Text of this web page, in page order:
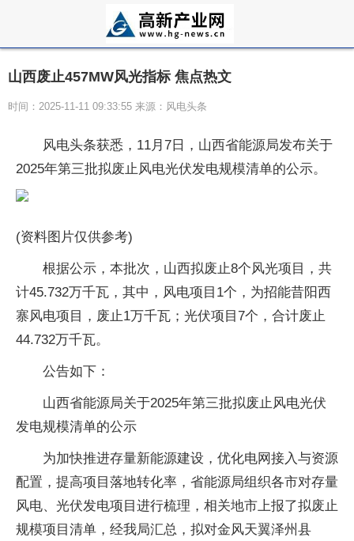
山西废止457MW风光指标 焦点热文
时间：2025-11-11 09:33:55 来源：风电头条
风电头条获悉，11月7日，山西省能源局发布关于
2025年第三批拟废止风电光伏发电规模清单的公示。
(资料图片仅供参考)
根据公示，本批次，山西拟废止8个风光项目，共
计45.732万千瓦，其中，风电项目1个，为招能昔阳西
寨风电项目，废止1万千瓦；光伏项目7个，合计废止
44.732万千瓦。
公告如下：
山西省能源局关于2025年第三批拟废止风电光伏
发电规模清单的公示
为加快推进存量新能源建设，优化电网接入与资源
配置，提高项目落地转化率，省能源局组织各市对存量
风电、光伏发电项目进行梳理，相关地市上报了拟废止
规模项目清单，经我局汇总，拟对金风天翼泽州县